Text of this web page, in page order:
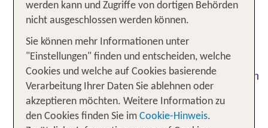
Nordöstlich vonMünchen, zwischen Passau und
Regensburg erstreckt sich mit Niederbayern eine
der beliebtesten Urlaubsregionen im Südosten
Deutschlands. Ob im Sommer oder Winter – ein
Urlaub in Niederbayern bietet zu allen Jahreszeiten
vielfältige Möglichkeiten zur Urlaubsgestaltung.
Beim Nordic Walking und bei ausgedehnten
Wandertouren lassen sich die malerischen und
werden kann und Zugriffe von dortigen Behörden
nicht ausgeschlossen werden können.
Sie können mehr Informationen unter
"Einstellungen" finden und entscheiden, welche
Cookies und welche auf Cookies basierende
Verarbeitung Ihrer Daten Sie ablehnen oder
akzeptieren möchten. Weitere Information zu
den Cookies finden Sie im Cookie-Hinweis.